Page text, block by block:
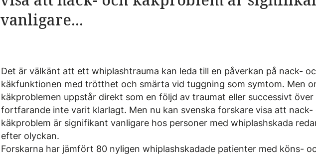
vanligare...
Det är välkänt att ett whiplashtrauma kan leda till en påverkan på nack-
käkfunktionen med trötthet och smärta vid tuggning som symtom. Men
käkproblemen uppstår direkt som en följd av traumat eller successivt
fortfarande inte varit klarlagt. Men nu kan svenska forskare visa att nack-
käkproblem är signifikant vanligare hos personer med whiplashskada
efter olyckan.
Forskarna har jämfört 80 nyligen whiplashskadade patienter med köns-